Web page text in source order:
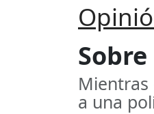
Mientras
a una